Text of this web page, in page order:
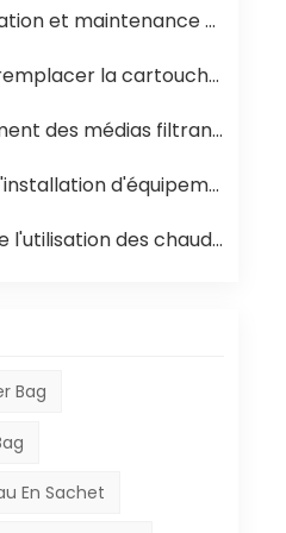
des équipements de stérilisation UHT pour jus
et la membrane d'osmose inverse d'un système d'osmose inverse
dans les équipements de traitement de l'eau
d'équipements en Afrique
à mazout en Afrique et de leur rôle dans la production de boissons
Bag
En Sachet